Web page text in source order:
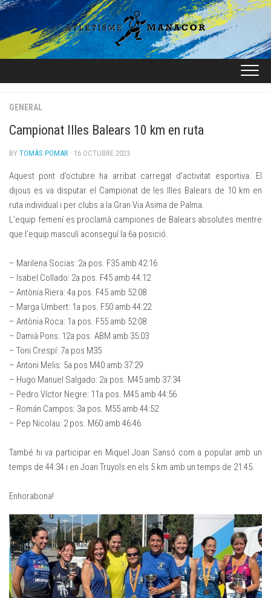
Skip
to
content
GENERAL
Campionat Illes Balears 10 km en ruta
BY TOMÀS POMAR · 16 OCTUBRE 2023
Aquest pont d’octubre ha arribat carregat d’activitat esportiva. El
dijous es va disputar el Campionat de les Illes Balears de 10 km en
ruta individual i per clubs a la Gran Via Asima de Palma.
L’equip femení es proclamà campiones de Balears absolutes mentre
que l’equip masculí aconseguí la 6a posició.
– Marilena Socias: 2a pos. F35 amb 42:16
– Isabel Collado: 2a pos. F45 amb 44:12
– Antònia Riera: 4a pos. F45 amb 52:08
– Marga Umbert: 1a pos. F50 amb 44:22
– Antònia Roca: 1a pos. F55 amb 52:08
– Damià Pons: 12a pos. ABM amb 35:03
– Toni Crespí: 7a pos M35
– Antoni Melis: 5a pos M40 amb 37:29
– Hugo Manuel Salgado: 2a pos. M45 amb 37:34
– Pedro Víctor Negre: 11a pos. M45 amb 44:56
– Román Campos: 3a pos. M55 amb 44:52
– Pep Nicolau: 2 pos. M60 amb 46:46
També hi va participar en Miquel Joan Sansó com a popular amb un
temps de 44:34 i en Joan Truyols en els 5 km amb un temps de 21:45.
Enhorabona!